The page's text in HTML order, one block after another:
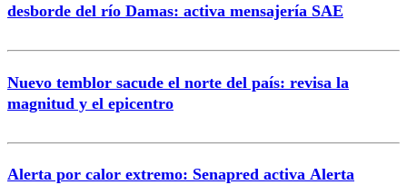
desborde del río Damas: activa mensajería SAE
Nuevo temblor sacude el norte del país: revisa la
magnitud y el epicentro
Alerta por calor extremo: Senapred activa Alerta